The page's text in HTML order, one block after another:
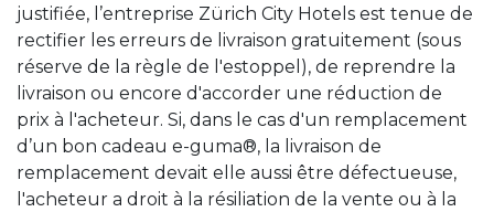
justifiée, l’entreprise Zürich City Hotels est tenue de
rectifier les erreurs de livraison gratuitement (sous
réserve de la règle de l'estoppel), de reprendre la
livraison ou encore d'accorder une réduction de
prix à l'acheteur. Si, dans le cas d'un remplacement
d’un bon cadeau e-guma®, la livraison de
remplacement devait elle aussi être défectueuse,
l'acheteur a droit à la résiliation de la vente ou à la